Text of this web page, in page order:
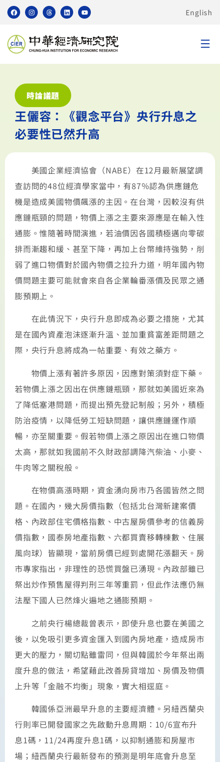
English
時論議題
王儷容：《觀念平台》央行升息之
必要性已然升高
美國企業經濟協會（NABE）在12月最新展望調
查訪問的48位經濟學家當中，有87％認為供應鏈危
機是造成美國物價飆漲的主因。在台灣，因較沒有供
應鏈瓶頸的問題，物價上漲之主要來源應是在輸入性
通膨。惟隨著時間演進，若油價因各國積極邁向零碳
排而漸趨和緩、甚至下降，再加上台幣維持強勢，削
弱了進口物價對於國內物價之拉升力道，明年國內物
價問題主要可能就會來自各企業輪番漲價及民眾之通
膨預期上。
在此情況下，央行升息即成為必要之措施，尤其
是在國內資產泡沫逐漸升溫、並加重貧富差距問題之
際，央行升息將成為一帖重要、有效之藥方。
物價上漲有著許多原因，因應對策須對症下藥。
若物價上漲之因出在供應鏈瓶頸，那就如美國近來為
了降低塞港問題，而提出預先登記制般；另外，積極
防治疫情，以降低勞工短缺問題，讓供應鏈運作順
暢，亦至關重要。假若物價上漲之原因出在進口物價
太高，那就如我國前不久財政部調降汽柴油、小麥、
牛肉等之關稅般。
在物價高漲時期，資金湧向房市乃各國皆然之問
題。在國內，幾大房價指數（包括北台灣新建案價
格、內政部住宅價格指數、中古屋房價參考的信義房
價指數，國泰房地產指數、六都買賣移轉棟數、住展
風向球）皆顯現，當前房價已經到處開花漲翻天。房
市專家指出，非理性的恐慌買盤已湧現。內政部雖已
祭出炒作預售屋得判刑三年等重罰，但此作法應仍無
法壓下國人已然烽火遍地之通膨預期。
之前央行楊總裁曾表示，即使升息也要在美國之
後，以免吸引更多資金匯入到國內房地產，造成房市
更大的壓力，關切點雖雷同，但與韓國於今年祭出兩
度升息的做法，希望藉此改善房貸增加、房價及物價
上升等「金融不均衡」現象，實大相逕庭。
韓國係亞洲最早升息的主要經濟體。另紐西蘭央
行則率已開發國家之先啟動升息周期：10/6宣布升
息1碼，11/24再度升息1碼，以抑制通膨和房屋市
場；紐西蘭央行最新發布的預測是明年底會升息至